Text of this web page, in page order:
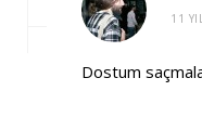
11
Dostum